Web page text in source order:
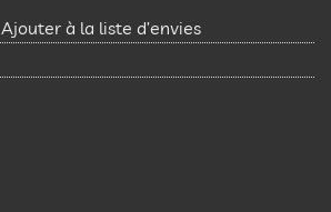
Ajouter à la liste d’envies